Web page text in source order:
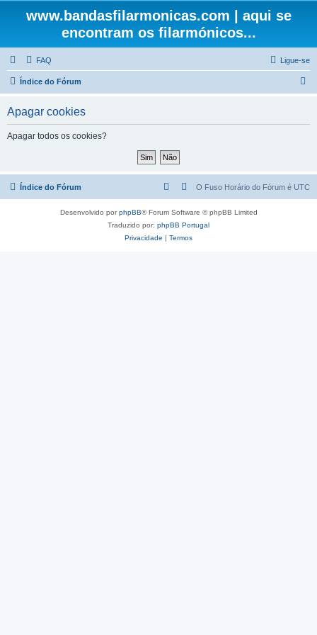
www.bandasfilarmonicas.com | aqui se
encontram os filarmónicos...
FAQ Ligue-se
Índice do Fórum
a
Apagar cookies
Apagar todos os cookies?
Índice do Fórum O Fuso Horário do Fórum é UTC
Desenvolvido porphpBB® Forum Software © phpBB Limited
Traduzido por: phpBB Portugal
Privacidade | Termos